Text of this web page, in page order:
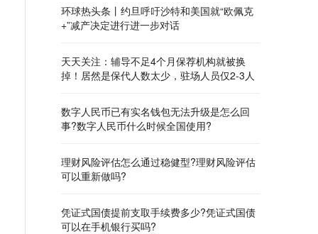
环球热头条丨约旦呼吁沙特和美国就“欧佩克
+”减产决定进行进一步对话
天天关注：辅导不足4个月保荐机构就被换
掉！居然是保代人数太少，驻场人员仅2-3人
数字人民币已有实名钱包无法升级是怎么回
事?数字人民币什么时候全国使用?
理财风险评估怎么通过稳健型?理财风险评估
可以重新做吗?
凭证式国债提前支取手续费多少?凭证式国债
可以在手机银行买吗?